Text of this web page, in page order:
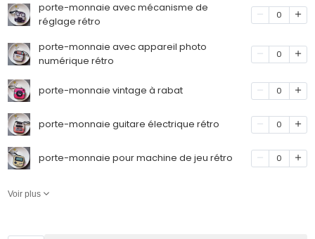
porte-monnaie avec mécanisme de
réglage rétro
0
porte-monnaie avec appareil photo
numérique rétro
0
porte-monnaie vintage à rabat 0
porte-monnaie guitare électrique rétro 0
porte-monnaie pour machine de jeu rétro 0
Voir plus